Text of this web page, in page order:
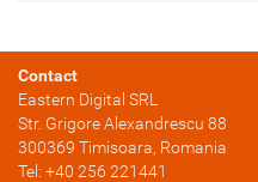
Contact
Eastern Digital SRL
Str. Grigore Alexandrescu 88
300369 Timisoara, Romania
Tel: +40 256 221441